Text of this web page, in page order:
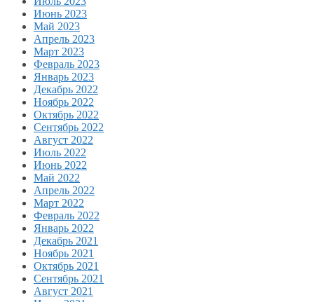
Июнь 2023
Май 2023
Апрель 2023
Март 2023
Февраль 2023
Январь 2023
Декабрь 2022
Ноябрь 2022
Октябрь 2022
Сентябрь 2022
Август 2022
Июль 2022
Июнь 2022
Май 2022
Апрель 2022
Март 2022
Февраль 2022
Январь 2022
Декабрь 2021
Ноябрь 2021
Октябрь 2021
Сентябрь 2021
Август 2021